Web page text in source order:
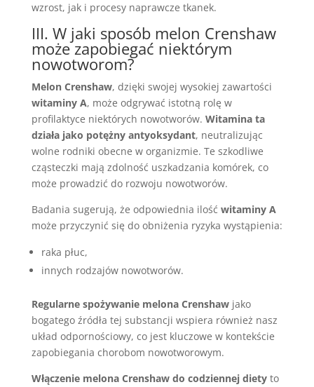
wzrost, jak i procesy naprawcze tkanek.
III. W jaki sposób melon Crenshaw
może zapobiegać niektórym
nowotworom?
Melon Crenshaw, dzięki swojej wysokiej zawartości
witaminy A, może odgrywać istotną rolę w
profilaktyce niektórych nowotworów. Witamina ta
działa jako potężny antyoksydant, neutralizując
wolne rodniki obecne w organizmie. Te szkodliwe
cząsteczki mają zdolność uszkadzania komórek, co
może prowadzić do rozwoju nowotworów.
Badania sugerują, że odpowiednia ilość witaminy A
może przyczynić się do obniżenia ryzyka wystąpienia:
raka płuc,
innych rodzajów nowotworów.
Regularne spożywanie melona Crenshawjako
bogatego źródła tej substancji wspiera również nasz
układ odpornościowy, co jest kluczowe w kontekście
zapobiegania chorobom nowotworowym.
Włączenie melona Crenshaw do codziennej dietyto